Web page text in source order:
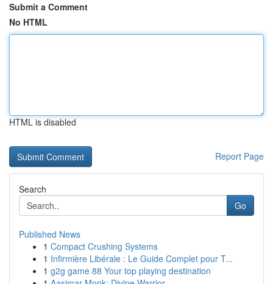
Submit a Comment
No HTML
HTML is disabled
Report Page
Search
Go
Published News
1 Compact Crushing Systems
1 Infirmière Libérale : Le Guide Complet pour T...
1 g2g game 88 Your top playing destination